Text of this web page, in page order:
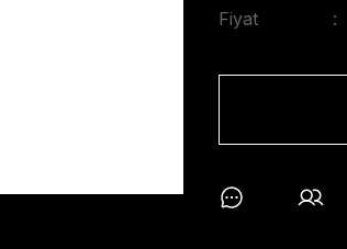
Fiyat